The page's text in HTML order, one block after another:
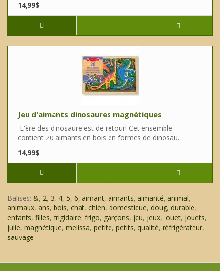
14,99$
Jeu d'aimants dinosaures magnétiques
L'ère des dinosaure est de retour! Cet ensemble
contient 20 aimants en bois en formes de dinosau..
14,99$
Balises: &, 2, 3, 4, 5, 6, aimant, aimants, aimanté, animal,
animaux, ans, bois, chat, chien, domestique, doug, durable,
enfants, filles, frigidaire, frigo, garçons, jeu, jeux, jouet, jouets,
julie, magnétique, melissa, petite, petits, qualité, réfrigérateur,
sauvage